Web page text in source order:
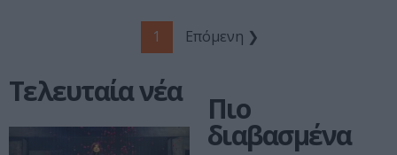
1 Επόμενη ❯
Τελευταία νέα Πιο
διαβασμένα